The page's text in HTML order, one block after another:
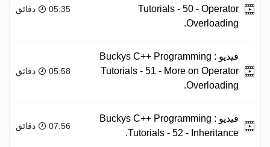
Tutorials - 50 - Operator
Overloading.
05:35 دقائق
فيديو : Buckys C++ Programming
Tutorials - 51 - More on Operator
Overloading.
05:58 دقائق
فيديو : Buckys C++ Programming
Tutorials - 52 - Inheritance.
07:56 دقائق